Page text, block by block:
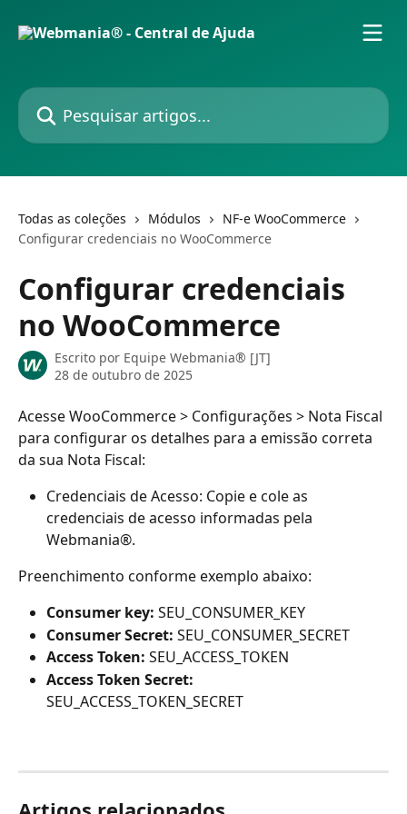
Pesquisar artigos...
Todas as coleções Módulos
NF-e WooCommerce
Configurar credenciais no WooCommerce
Configurar credenciais
no WooCommerce
Escrito por Equipe Webmania® [JT]
28 de outubro de 2025
Acesse WooCommerce > Configurações > Nota Fiscal
para configurar os detalhes para a emissão correta
da sua Nota Fiscal:
Credenciais de Acesso: Copie e cole as
credenciais de acesso informadas pela
Webmania®.
Preenchimento conforme exemplo abaixo:
Consumer key: SEU_CONSUMER_KEY
Consumer Secret: SEU_CONSUMER_SECRET
Access Token: SEU_ACCESS_TOKEN
Access Token Secret:
SEU_ACCESS_TOKEN_SECRET